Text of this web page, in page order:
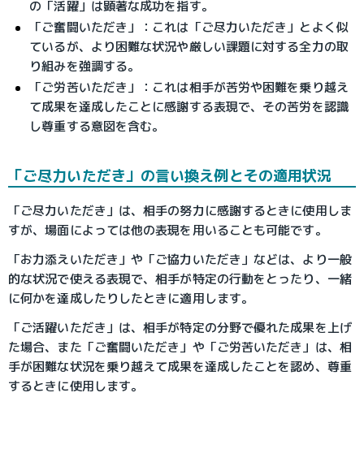
の「活躍」は顕著な成功を指す。
「ご奮闘いただき」：これは「ご尽力いただき」とよく似
ているが、より困難な状況や厳しい課題に対する全力の取
り組みを強調する。
「ご労苦いただき」：これは相手が苦労や困難を乗り越え
て成果を達成したことに感謝する表現で、その苦労を認識
し尊重する意図を含む。
「ご尽力いただき」の言い換え例とその適用状況
「ご尽力いただき」は、相手の努力に感謝するときに使用しま
すが、場面によっては他の表現を用いることも可能です。
「お力添えいただき」や「ご協力いただき」などは、より一般
的な状況で使える表現で、相手が特定の行動をとったり、一緒
に何かを達成したりしたときに適用します。
「ご活躍いただき」は、相手が特定の分野で優れた成果を上げ
た場合、また「ご奮闘いただき」や「ご労苦いただき」は、相
手が困難な状況を乗り越えて成果を達成したことを認め、尊重
するときに使用します。